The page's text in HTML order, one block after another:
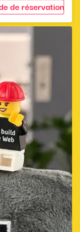
de réservation